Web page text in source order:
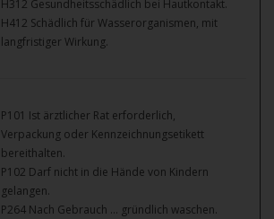
H312 Gesundheitsschädlich bei Hautkontakt.
H412 Schädlich für Wasserorganismen, mit
langfristiger Wirkung.
P101 Ist ärztlicher Rat erforderlich,
Verpackung oder Kennzeichnungsetikett
bereithalten.
P102 Darf nicht in die Hände von Kindern
gelangen.
P264 Nach Gebrauch … gründlich waschen.